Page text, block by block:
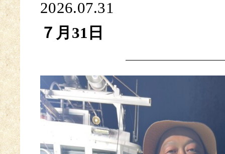
2026.07.31
７月31日